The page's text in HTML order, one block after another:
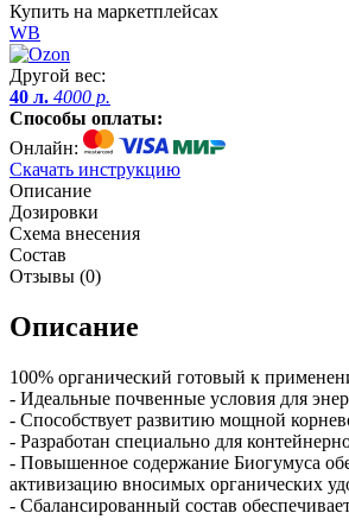
Купить на маркетплейсах
WB
Другой вес:
40 л. 4000 р.
Способы оплаты:
Онлайн:
Скачать инструкцию
Описание
Дозировки
Схема внесения
Состав
Отзывы (0)
Описание
100% органический готовый к
- Идеальные почвенные условия для
- Способствует развитию мощной
- Разработан специально для
- Повышенное содержание Биогумуса
активизацию вносимых органических
- Сбалансированный состав